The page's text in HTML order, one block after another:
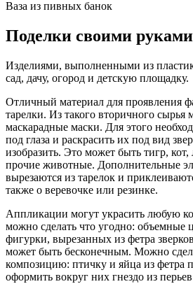
Ваза из пивных банок
Поделки своими
Изделиями, выполненными из
сад, дачу, огород и детскую площадку.
Отличный материал для проявления
тарелки. Из такого вторичного сырья
маскарадные маски. Для этого
под глаза и раскрасить их под вид
изобразить. Это может быть тигр, кот,
прочие животные. Дополнительные
вырезаются из тарелок и
также о веревочке или резинке.
Аппликации могут украсить любую
можно сделать что угодно: объемные
фигурки, вырезанных из фетра
может быть бесконечным. Можно
композицию: птичку и яйца из фетра
оформить вокруг них гнездо из